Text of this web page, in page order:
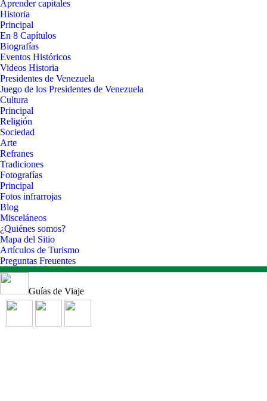
Aprender capitales
Historia
Principal
En 8 Capítulos
Biografías
Eventos Históricos
Videos Historia
Presidentes de Venezuela
Juego de los Presidentes de Venezuela
Cultura
Principal
Religión
Sociedad
Arte
Refranes
Tradiciones
Fotografías
Principal
Fotos infrarrojas
Blog
Misceláneos
¿Quiénes somos?
Mapa del Sitio
Artículos de Turismo
Preguntas Freuentes
Guías de Viaje